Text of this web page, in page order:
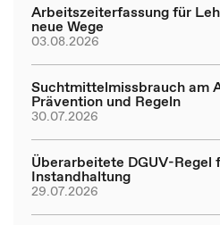
Arbeitszeiterfassung für
neue Wege
03.08.2026
Suchtmittelmissbrauch am
Prävention und Regeln
30.07.2026
Überarbeitete DGUV-
Instandhaltung
29.07.2026